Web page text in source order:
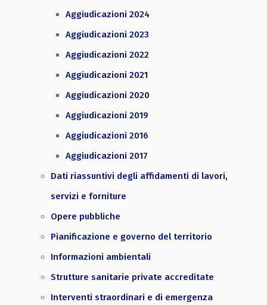
Aggiudicazioni 2024
Aggiudicazioni 2023
Aggiudicazioni 2022
Aggiudicazioni 2021
Aggiudicazioni 2020
Aggiudicazioni 2019
Aggiudicazioni 2016
Aggiudicazioni 2017
Dati riassuntivi degli affidamenti di lavori,
servizi e forniture
Opere pubbliche
Pianificazione e governo del territorio
Informazioni ambientali
Strutture sanitarie private accreditate
Interventi straordinari e di emergenza